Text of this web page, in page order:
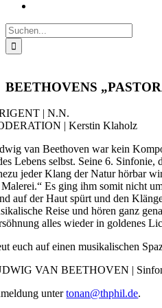
Suche
nach:
BEETHOVENS
| N.N.
| Kerstin Klaholz
van Beethoven war kein
Lebens selbst. Seine 6.
jeder Klang der Natur hörbar
Malerei.“ Es ging ihm somit nicht
auf der Haut spürt und den
Reise und hören ganz
alles wieder in goldenes
euch auf einen musikalischen
VAN BEETHOVEN |
untertonan@thphil.de.